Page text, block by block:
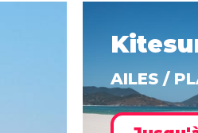
AILES /